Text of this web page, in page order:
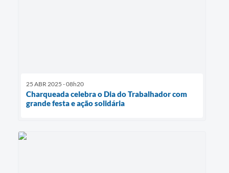
25 ABR 2025 - 08h20
Charqueada celebra o Dia do Trabalhador com
grande festa e ação solidária